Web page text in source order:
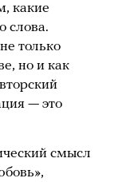
какие
слова.
только
но и как
— это
смысл